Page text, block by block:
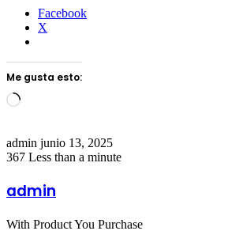
Facebook
X
Me gusta esto:
Loading…
admin Send
an
junio 13, 2025
367 Less than a minute
admin
With Product You Purchase